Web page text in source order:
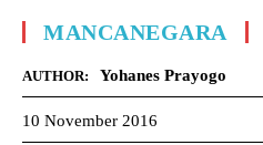
MANCANEGARA
AUTHOR: Yohanes Prayogo
10 November 2016